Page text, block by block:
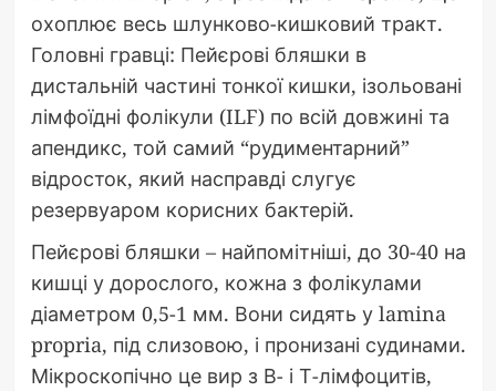
охоплює весь шлунково-кишковий тракт.
Головні гравці: Пейєрові бляшки в
дистальній частині тонкої кишки, ізольовані
лімфоїдні фолікули (ILF) по всій довжині та
апендикс, той самий “рудиментарний”
відросток, який насправді слугує
резервуаром корисних бактерій.
Пейєрові бляшки – найпомітніші, до 30-40 на
кишці у дорослого, кожна з фолікулами
діаметром 0,5-1 мм. Вони сидять у lamina
propria, під слизовою, і пронизані судинами.
Мікроскопічно це вир з В- і Т-лімфоцитів,